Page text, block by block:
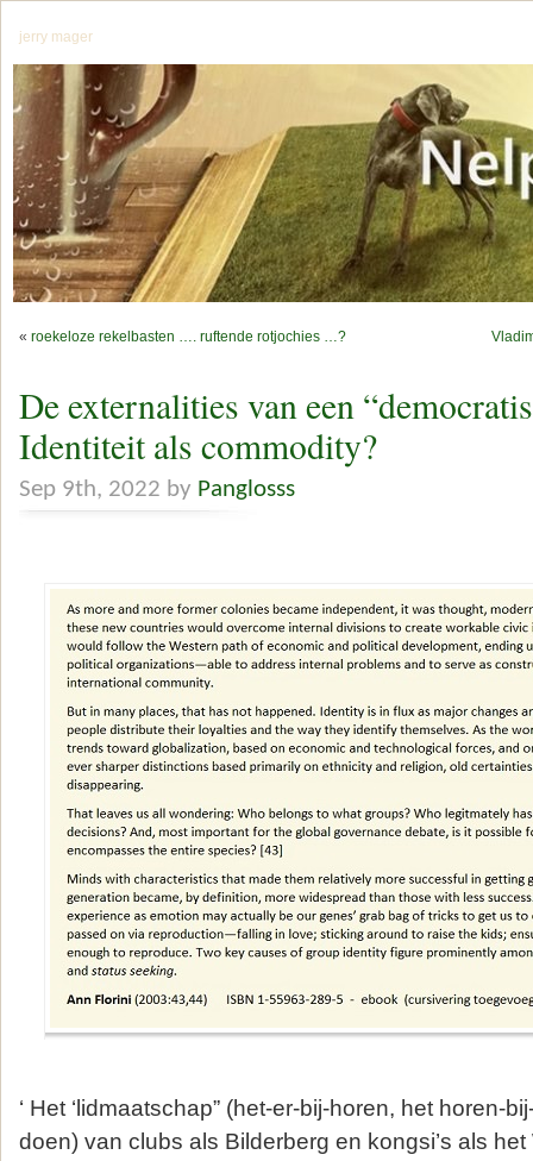
jerry mager
« roekeloze rekelbasten …. ruftende rotjochies …?
De externalities van een
Identiteit als commodity?
Sep 9th, 2022 by Panglosss
‘ Het ‘lidmaatschap” (het-er-bij-horen, het horen-
doen) van clubs als Bilderberg en kongsi’s als het